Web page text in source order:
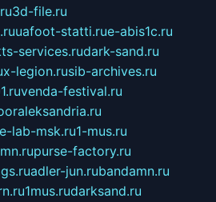
3d-file.ru
uafoot-statti.rue-abis1c.ru
services.rudark-sand.ru
x-legion.rusib-archives.ru
venda-festival.ru
lab-msk.ru1-mus.ru
purse-factory.ru
adler-jun.rubandamn.ru
1mus.rudarksand.ru